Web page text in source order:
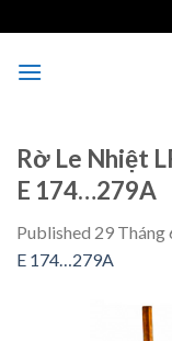
to
content
Rờ Le Nhiệt
E 174…279A
Published 29 Tháng
E 174…279A